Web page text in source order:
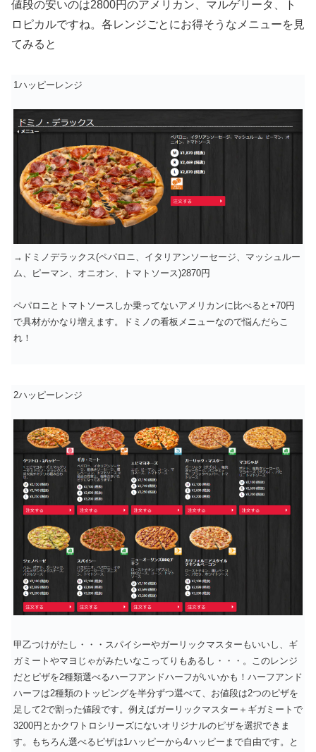
値段の安いのは2800円のアメリカン、マルゲリータ、ト
ロピカルですね。各レンジごとにお得そうなメニューを見
てみると
1ハッピーレンジ
→ドミノデラックス(ペパロニ、イタリアンソーセージ、マッシュルー
ム、ピーマン、オニオン、トマトソース)2870円
ペパロニとトマトソースしか乗ってないアメリカンに比べると+70円
で具材がかなり増えます。ドミノの看板メニューなので悩んだらこ
れ！
2ハッピーレンジ
甲乙つけがたし・・・スパイシーやガーリックマスターもいいし、ギ
ガミートやマヨじゃがみたいなこってりもあるし・・・。このレンジ
だとピザを2種類選べるハーフアンドハーフがいいかも！ハーフアンド
ハーフは2種類のトッピングを半分ずつ選べて、お値段は2つのピザを
足して2で割った値段です。例えばガーリックマスター＋ギガミートで
3200円とかクワトロシリーズにないオリジナルのピザを選択できま
す。もちろん選べるピザは1ハッピーから4ハッピーまで自由です。と